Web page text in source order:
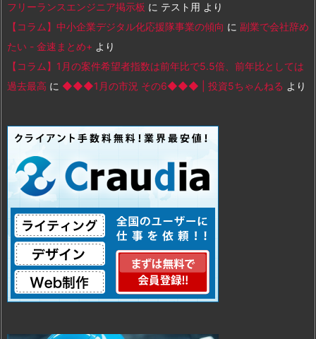
フリーランスエンジニア掲示板 に テスト用 より
【コラム】中小企業デジタル化応援隊事業の傾向 に 副業で会社辞め
たい - 金速まとめ+ より
【コラム】1月の案件希望者指数は前年比で5.5倍、前年比としては
過去最高 に ◆◆◆1月の市況 その6◆◆◆ | 投資5ちゃんねる より